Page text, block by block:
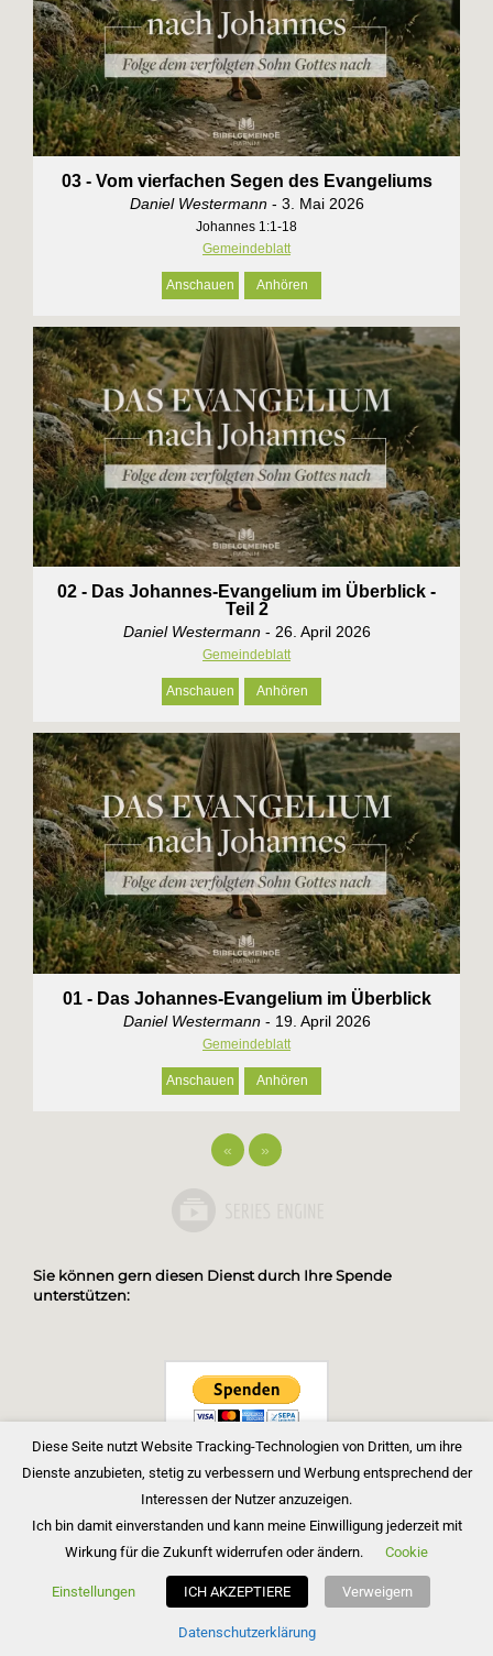
03 - Vom vierfachen Segen des Evangeliums
Daniel Westermann- 3. Mai 2026
Johannes 1:1-18
Gemeindeblatt
Anschauen Anhören
02 - Das Johannes-Evangelium im Überblick -
Teil 2
Daniel Westermann- 26. April 2026
Gemeindeblatt
Anschauen Anhören
01 - Das Johannes-Evangelium im Überblick
Daniel Westermann- 19. April 2026
Gemeindeblatt
Anschauen Anhören
« »
Sie können gern diesen Dienst durch Ihre Spende
unterstützen:
Copyright © 2026 Bibelgemeinde Barnim
Diese Seite nutzt Website Tracking-Technologien von Dritten, um ihre
Dienste anzubieten, stetig zu verbessern und Werbung entsprechend der
Interessen der Nutzer anzuzeigen.
Ich bin damit einverstanden und kann meine Einwilligung jederzeit mit
Wirkung für die Zukunft widerrufen oder ändern.
Cookie
Einstellungen ICH AKZEPTIERE Verweigern
Datenschutzerklärung